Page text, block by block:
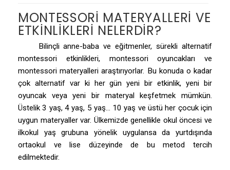
MONTESSORI MATERYALLERI VE
ETKINLIKLERI NELERDIR?
Bilinçli anne-baba ve eğitmenler, sürekli alternatif
montessori etkinlikleri, montessori oyuncakları ve
montessori materyalleri araştırıyorlar. Bu konuda o kadar
çok alternatif var ki her gün yeni bir etkinlik, yeni bir
oyuncak veya yeni bir materyal keşfetmek mümkün.
Üstelik 3 yaş, 4 yaş, 5 yaş… 10 yaş ve üstü her çocuk için
uygun materyaller var. Ülkemizde genellikle okul öncesi ve
ilkokul yaş grubuna yönelik uygulansa da yurtdışında
ortaokul ve lise düzeyinde de bu metod tercih
edilmektedir.